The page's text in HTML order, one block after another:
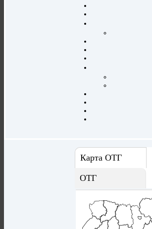
Карта ОТГ
ОТГ